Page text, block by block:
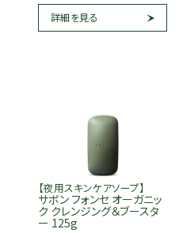
詳細を見る
【夜用スキンケアソープ】
サボン フォンセ オーガニッ
ク クレンジング＆ブースタ
ー 125g